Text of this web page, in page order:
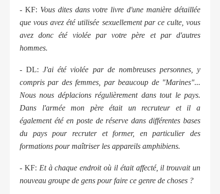
- KF: Vous dites dans votre livre d'une manière détaillée
que vous avez été utilisée sexuellement par ce culte, vous
avez donc été violée par votre père et par d'autres
hommes.
- DL:J'ai été violée par de nombreuses personnes, y
compris par des femmes, par beaucoup de "Marines"...
Nous nous déplacions régulièrement dans tout le pays.
Dans l'armée mon père était un recruteur et il a
également été en poste de réserve dans différentes bases
du pays pour recruter et former, en particulier des
formations pour maîtriser les appareils amphibiens.
- KF: Et à chaque endroit où il était affecté, il trouvait un
nouveau groupe de gens pour faire ce genre de choses ?